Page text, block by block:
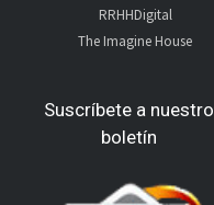
RRHHDigital
The Imagine House
Suscríbete a nuestro
boletín